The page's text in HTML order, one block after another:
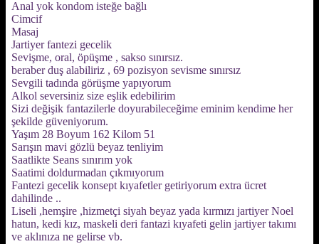
Anal yok kondom isteğe bağlı
Cimcif
Masaj
Jartiyer fantezi gecelik
Sevişme, oral, öpüşme , sakso sınırsız.
beraber duş alabiliriz , 69 pozisyon sevisme sınırsız
Sevgili tadında görüşme yapıyorum
Alkol seversiniz size eşlik edebilirim
Sizi değişik fantazilerle doyurabileceğime eminim kendime her
şekilde güveniyorum.
Yaşım 28 Boyum 162 Kilom 51
Sarışın mavi gözlü beyaz tenliyim
Saatlikte Seans sınırım yok
Saatimi doldurmadan çıkmıyorum
Fantezi gecelik konsept kıyafetler getiriyorum extra ücret
dahilinde ..
Liseli ,hemşire ,hizmetçi siyah beyaz yada kırmızı jartiyer Noel
hatun, kedi kız, maskeli deri fantazi kıyafeti gelin jartiyer takımı
ve aklınıza ne gelirse vb.